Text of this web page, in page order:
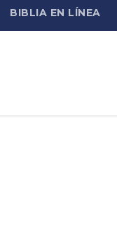
BIBLIA EN LÍNEA